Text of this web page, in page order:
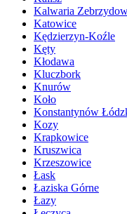
Kalwaria
Katowice
Kędzierzyn-Koźle
Kęty
Kłodawa
Kluczbork
Knurów
Koło
Konstantynów
Kozy
Krapkowice
Kruszwica
Krzeszowice
Łask
Łaziska Górne
Łazy